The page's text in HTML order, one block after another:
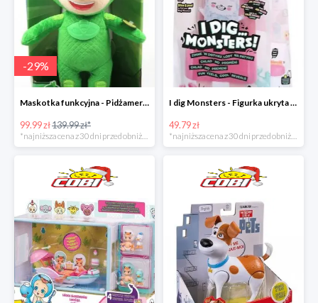
-29%
Maskotka funkcyjna - Pidżamersi w super cenie
99.99 zł139.99 zł*
I dig Monsters - Figurka ukryta w lodach w super cenie
49.79 zł